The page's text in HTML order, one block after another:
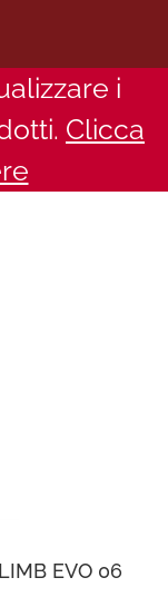
i
Clicca
EVO 06